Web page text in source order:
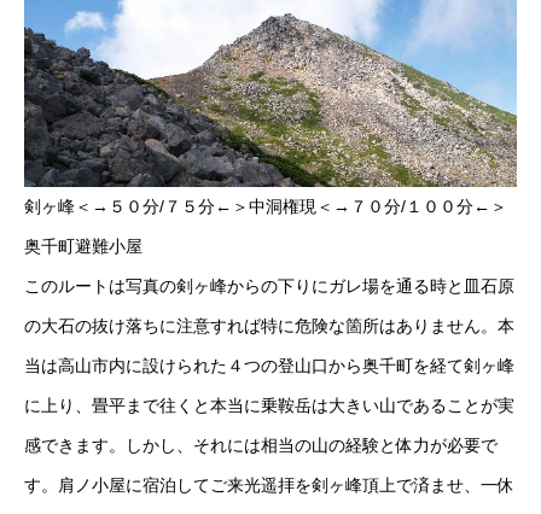
剣ヶ峰＜→５０分/７５分←＞中洞権現＜→７０分/１００分←＞
奥千町避難小屋
このルートは写真の剣ヶ峰からの下りにガレ場を通る時と皿石原
の大石の抜け落ちに注意すれば特に危険な箇所はありません。本
当は高山市内に設けられた４つの登山口から奥千町を経て剣ヶ峰
に上り、畳平まで往くと本当に乗鞍岳は大きい山であることが実
感できます。しかし、それには相当の山の経験と体力が必要で
す。肩ノ小屋に宿泊してご来光遥拝を剣ヶ峰頂上で済ませ、一休